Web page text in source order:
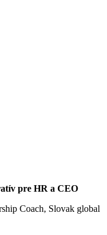
pre HR a CEO
Coach, Slovak global